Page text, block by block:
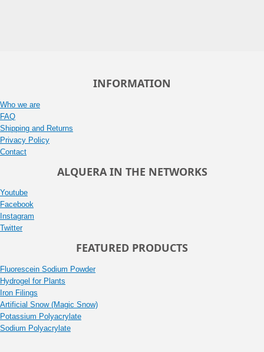
INFORMATION
Who we are
FAQ
Shipping and Returns
Privacy Policy
Contact
ALQUERA IN THE NETWORKS
Youtube
Facebook
Instagram
Twitter
FEATURED PRODUCTS
Fluorescein Sodium Powder
Hydrogel for Plants
Iron Filings
Artificial Snow (Magic Snow)
Potassium Polyacrylate
Sodium Polyacrylate